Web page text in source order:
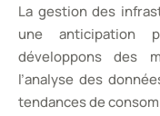
La gestion des
une anticipation
développons des
l’analyse des
tendances de